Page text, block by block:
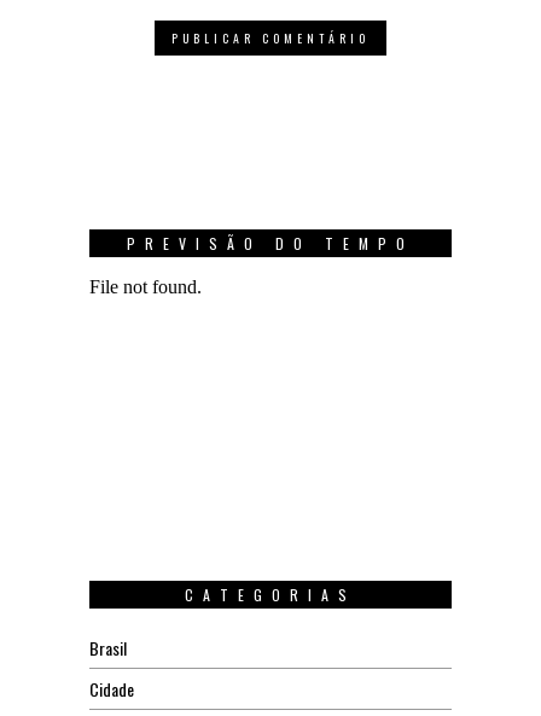
PREVISÃO DO TEMPO
CATEGORIAS
Brasil
Cidade